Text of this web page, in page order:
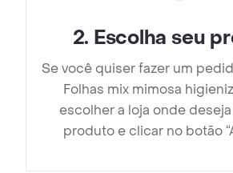
2. Escolha seu
Se você quiser fazer um
Folhas mix mimosa
escolher a loja onde
produto e clicar no botão